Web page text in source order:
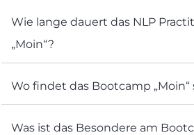
Wie lange dauert das NLP
„Moin“?
Wo findet das Bootcamp „Moin“
Was ist das Besondere am